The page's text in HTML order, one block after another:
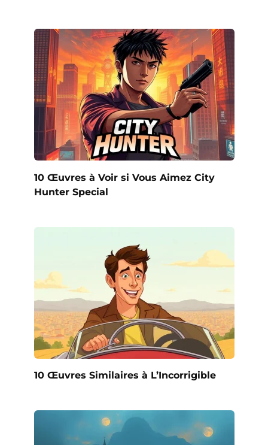
10 Œuvres à Voir si Vous Aimez City
Hunter Special
10 Œuvres Similaires à L’Incorrigible